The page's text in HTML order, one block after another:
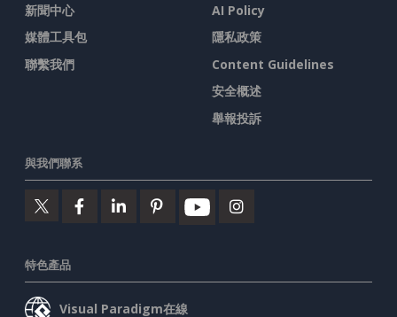
新聞中心
媒體工具包
聯繫我們
AI Policy
隱私政策
Content Guidelines
安全概述
舉報投訴
與我們聯系
特色產品
Visual Paradigm在線